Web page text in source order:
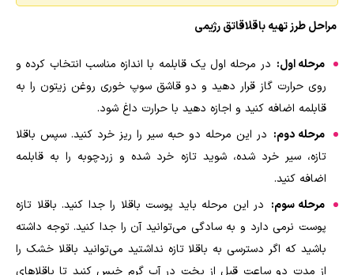
مراحل طرز تهیه باقلاقاتق رژیمی
مرحله اول: در مرحله اول یک قابلمه با اندازه مناسب انتخاب کرده و
روی حرارت گاز قرار دهید و دو قاشق سوپ خوری روغن زیتون را به
قابلمه اضافه کنید و اجازه دهید با حرارت داغ شود.
مرحله دوم: در این مرحله دو حبه سیر را ریز خرد کنید. سپس باقلا
تازه، سیر خرد شده، شوید تازه خرد شده و زردچوبه را به قابلمه
اضافه کنید.
مرحله سوم: در این مرحله باید پوست باقلا را جدا کنید. باقلا تازه
پوست نرمی دارد و به سادگی می‌توانید آن را جدا کنید. توجه داشته
باشید که اگر دسترسی به باقلا تازه نداشتید می‌توانید باقلا خشک را
از مدت دو ساعت قبل از پخت در آب گرم خیس کنید تا باقلا‌های